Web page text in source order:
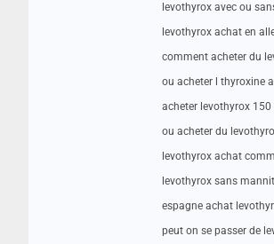
levothyrox avec ou
levothyrox achat en
comment acheter du
ou acheter l thyroxine
acheter levothyrox
ou acheter du
levothyrox achat
levothyrox sans
espagne achat
peut on se passer de